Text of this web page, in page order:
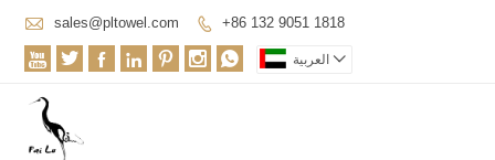
 sales@pltowel.com  +86 132 9051 1818
       العربية 